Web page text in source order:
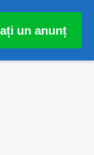
un anunț